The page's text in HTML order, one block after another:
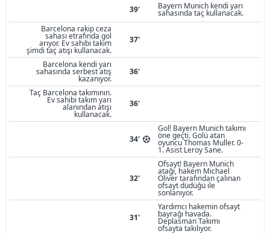
39'
Bayern Munich kendi yarı
sahasında taç kullanacak.
Barcelona rakip ceza
sahası etrafında gol
arıyor. Ev sahibi takım
şimdi taç atışı kullanacak.
37'
Barcelona kendi yarı
sahasında serbest atış
kazanıyor.
36'
Taç Barcelona takımının.
Ev sahibi takım yarı
alanından atışı
kullanacak.
36'
34'
Gol! Bayern Munich takımı
öne geçti. Golü atan
oyuncu Thomas Muller. 0-
1. Asist Leroy Sane.
32'
Ofsayt! Bayern Munich
atağı, hakem Michael
Oliver tarafından çalınan
ofsayt düdüğü ile
sonlanıyor.
31'
Yardımcı hakemin ofsayt
bayrağı havada.
Deplasman Takımı
ofsayta takılıyor.